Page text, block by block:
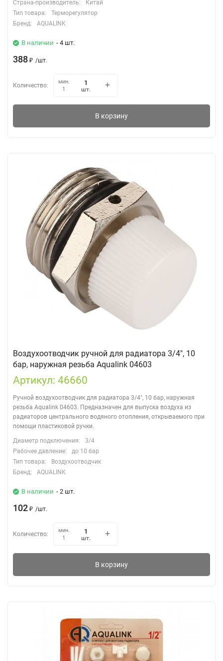
Страна-производитель:
Китай
Тип товара:
Терморегулятор
Бренд:
AQUALINK
В наличии - 4 шт.
388 ₽ /шт.
Количество:
мин.
1
шт.
В корзину
Воздухоотводчик ручной для радиатора 3/4", 10
бар, наружная резьба Aqualink 04603
Артикул: 46660
Ручной воздухоотводчик для радиатора 3/4", 10 бар, наружная
резьба Aqualink 04603. Предназначен для выпуска воздуха из
радиаторов центрального водяного отопления, открываемого при
помощи пластиковой ручки.
Диаметр подключения:
3/4
Рабочее давление:
до 10 бар
Тип товара:
Воздухоотводчик
Бренд:
AQUALINK
В наличии - 2 шт.
102 ₽ /шт.
Количество:
мин.
1
шт.
В корзину